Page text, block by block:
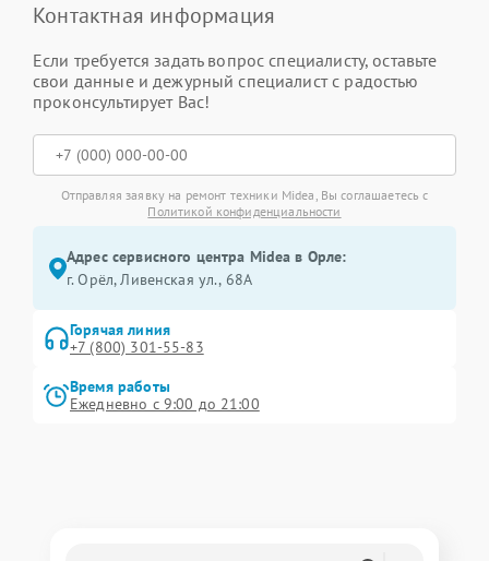
Контактная информация
Если требуется задать вопрос специалисту, оставьте
свои данные и дежурный специалист с радостью
проконсультирует Вас!
Отправляя заявку на ремонт техники Midea, Вы соглашаетесь с
Политикой конфиденциальности
Адрес сервисного центра Midea в Орле:
г. Орёл, Ливенская ул., 68А
Горячая линия
+7 (800) 301-55-83
Время работы
Ежедневно с 9:00 до 21:00